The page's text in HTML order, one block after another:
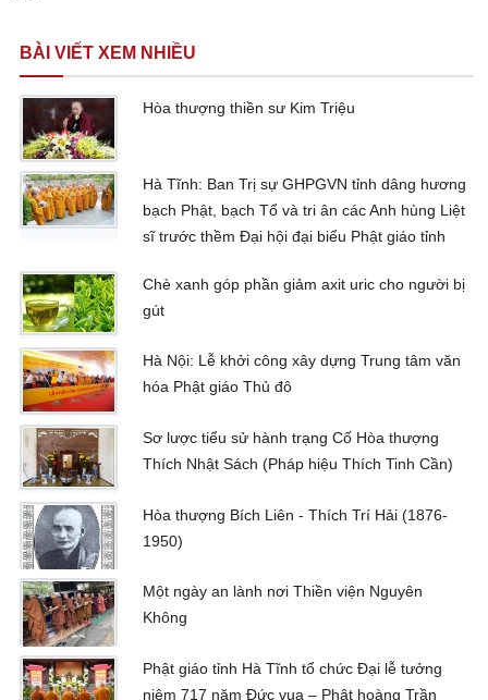
BÀI VIẾT XEM NHIỀU
Hòa thượng thiền sư Kim Triệu
Hà Tĩnh: Ban Trị sự GHPGVN tỉnh dâng hương
bạch Phật, bạch Tổ và tri ân các Anh hùng Liệt
sĩ trước thềm Đại hội đại biểu Phật giáo tỉnh
Chè xanh góp phần giảm axit uric cho người bị
gút
Hà Nội: Lễ khởi công xây dựng Trung tâm văn
hóa Phật giáo Thủ đô
Sơ lược tiểu sử hành trạng Cố Hòa thượng
Thích Nhật Sách (Pháp hiệu Thích Tinh Cần)
Hòa thượng Bích Liên - Thích Trí Hải (1876-
1950)
Một ngày an lành nơi Thiền viện Nguyên
Không
Phật giáo tỉnh Hà Tĩnh tổ chức Đại lễ tưởng
niệm 717 năm Đức vua – Phật hoàng Trần